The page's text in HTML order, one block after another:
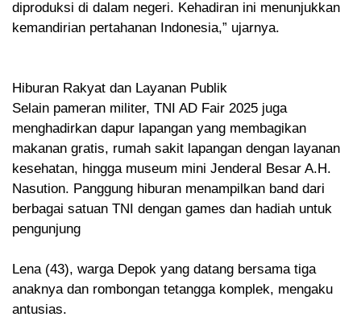
diproduksi di dalam negeri. Kehadiran ini menunjukkan
kemandirian pertahanan Indonesia,” ujarnya.
‎Hiburan Rakyat dan Layanan Publik
‎Selain pameran militer, TNI AD Fair 2025 juga
menghadirkan dapur lapangan yang membagikan
makanan gratis, rumah sakit lapangan dengan layanan
kesehatan, hingga museum mini Jenderal Besar A.H.
Nasution. Panggung hiburan menampilkan band dari
berbagai satuan TNI dengan games dan hadiah untuk
pengunjung
‎Lena (43), warga Depok yang datang bersama tiga
anaknya dan rombongan tetangga komplek, mengaku
antusias.